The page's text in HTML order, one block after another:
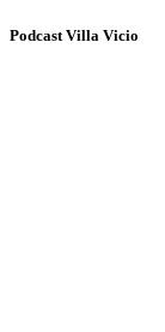
Podcast Villa Vicio